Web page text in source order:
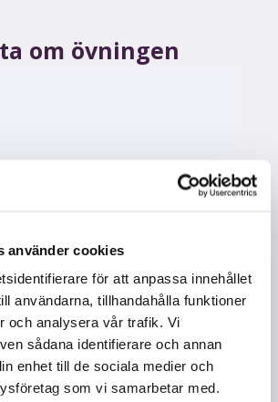
använder cookies
för att anpassa innehållet
användarna, tillhandahålla funktioner
och analysera vår trafik. Vi
sådana identifierare och annan
enhet till de sociala medier och
som vi samarbetar med.
om övningen
SH
– Fyra hörn övning
möjlighet att skjuta upp
eller minska sitt